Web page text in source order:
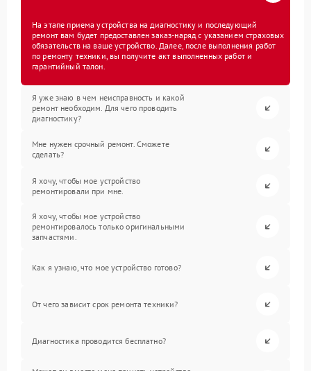
На этапе приема устройства на диагностику и последующий
ремонт вам будет предоставлен заказ-наряд с указанием страховых
обязательств на ваше устройство. Далее, после выполнения работ
по ремонту техники, вы получите акт выполненных работ и
гарантийный талон.
Я уже знаю в чем неисправность и какой
ремонт необходим. Для чего проводить
диагностику?
Мне нужен срочный ремонт. Сможете
сделать?
Я хочу, чтобы мое устройство
ремонтировали при мне.
Я хочу, чтобы мое устройство
ремонтировалось только оригинальными
запчастями.
Как я узнаю, что мое устройство готово?
От чего зависит срок ремонта техники?
Диагностика проводится бесплатно?